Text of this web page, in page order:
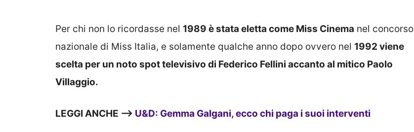
Per chi non lo ricordasse nel 1989 è stata eletta come Miss Cinema nel concorso
nazionale di Miss Italia, e solamente qualche anno dopo ovvero nel 1992 viene
scelta per un noto spot televisivo di Federico Fellini accanto al mitico Paolo
Villaggio.
LEGGI ANCHE —> U&D: Gemma Galgani, ecco chi paga i suoi interventi